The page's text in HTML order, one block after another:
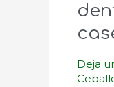
Deja